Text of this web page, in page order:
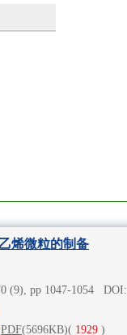
烯微粒的制备
(9), pp 1047-1054 DOI:
PDF(5696KB)( 1929 )